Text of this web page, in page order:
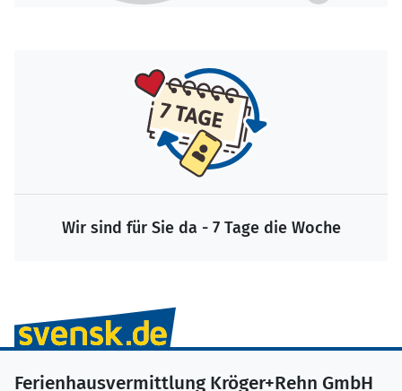
Wir sind für Sie da - 7 Tage die Woche
Ferienhausvermittlung Kröger+Rehn GmbH